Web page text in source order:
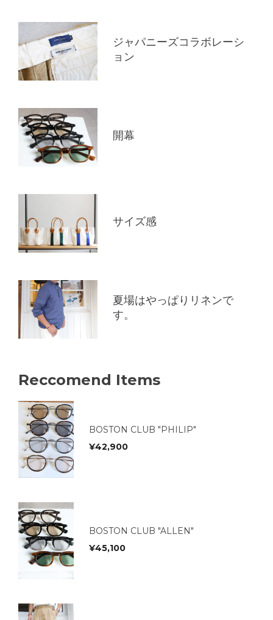
ジャパニーズコラボレーシ
ョン
開幕
サイズ感
夏場はやっぱりリネンで
す。
Reccomend Items
BOSTON CLUB "PHILIP"
¥42,900
BOSTON CLUB "ALLEN"
¥45,100